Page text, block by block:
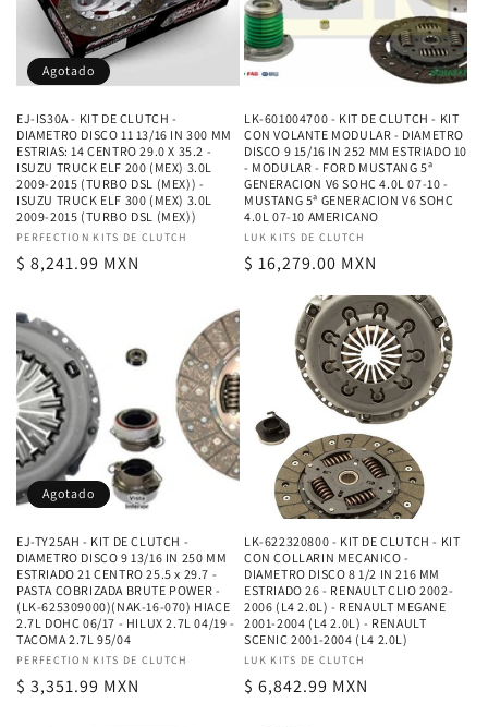
n
:
Agotado
EJ-IS30A - KIT DE CLUTCH -
DIAMETRO DISCO 11 13/16 IN 300 MM
ESTRIAS: 14 CENTRO 29.0 X 35.2 -
ISUZU TRUCK ELF 200 (MEX) 3.0L
2009-2015 (TURBO DSL (MEX)) -
ISUZU TRUCK ELF 300 (MEX) 3.0L
2009-2015 (TURBO DSL (MEX))
Proveedor:
PERFECTION KITS DE CLUTCH
Precio
$ 8,241.99 MXN
LK-601004700 - KIT DE CLUTCH - KIT
CON VOLANTE MODULAR - DIAMETRO
DISCO 9 15/16 IN 252 MM ESTRIADO 10
- MODULAR - FORD MUSTANG 5ª
GENERACION V6 SOHC 4.0L 07-10 -
MUSTANG 5ª GENERACION V6 SOHC
4.0L 07-10 AMERICANO
Proveedor:
LUK KITS DE CLUTCH
Precio
$ 16,279.00 MXN
Agotado
EJ-TY25AH - KIT DE CLUTCH -
DIAMETRO DISCO 9 13/16 IN 250 MM
ESTRIADO 21 CENTRO 25.5 x 29.7 -
PASTA COBRIZADA BRUTE POWER -
(LK-625309000)(NAK-16-070) HIACE
2.7L DOHC 06/17 - HILUX 2.7L 04/19 -
TACOMA 2.7L 95/04
Proveedor:
PERFECTION KITS DE CLUTCH
Precio
$ 3,351.99 MXN
LK-622320800 - KIT DE CLUTCH - KIT
CON COLLARIN MECANICO -
DIAMETRO DISCO 8 1/2 IN 216 MM
ESTRIADO 26 - RENAULT CLIO 2002-
2006 (L4 2.0L) - RENAULT MEGANE
2001-2004 (L4 2.0L) - RENAULT
SCENIC 2001-2004 (L4 2.0L)
Proveedor:
LUK KITS DE CLUTCH
Precio
$ 6,842.99 MXN